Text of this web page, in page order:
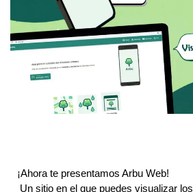
¡Ahora te presentamos Arbu Web!
Un sitio en el que puedes visualizar los